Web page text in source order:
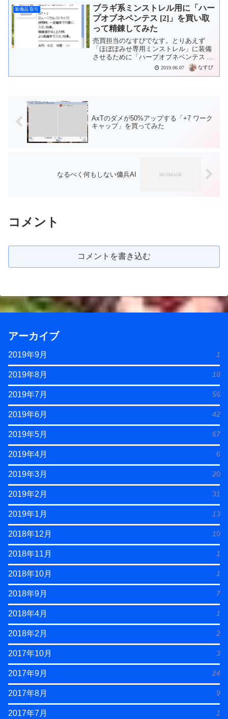
装備品 取引
ブラギ系ミンストレル用に「ハー
プオブネペンテス [2]」を買い取
って精錬してみた
売買担当のなすびでなす。とりあえず
「ほぼぽみせ専用ミンストレル」に装備
させるために「ハープオブネペンテス 」
を買い取ってみました。10,000zで買いチ
ャを出したところ、ほどなくして1個買い
2019.06.07 なすび
AxTのダメが50%アップする「+7 ワーク
キャップ」を買ってみた
なるべく何もしない傭兵AI
コメント
コメントを書き込む
アーカイブ
2019年9月 1
2019年8月 18
2019年7月 56
2019年6月 42
2019年5月 67
2019年4月 6
2019年3月 20
2019年2月 31
2019年1月 13
2018年12月 10
2018年11月 1
2018年10月 1
2018年9月 7
2018年4月 1
2018年2月 2
2017年10月 3
2017年9月 24
2017年8月 9
2017年7月 1